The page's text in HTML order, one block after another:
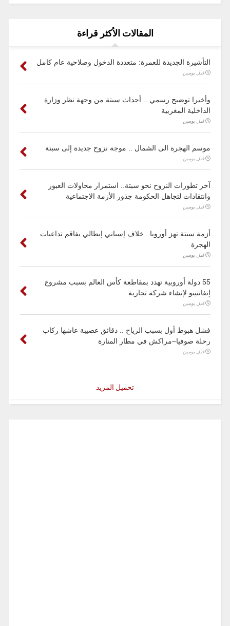
المقالات الأكثر قراءة
التأشيرة الجديدة للعمرة: متعددة الدخول وصلاحية عام كامل
قبل يومين
وأخيرا توضيح رسمي .. أحداث سبتة من وجهة نظر وزارة
الداخلية المغربية
قبل يومين
موسم الهجرة الى الشمال .. موجة نزوح جديدة إلى سبتة
قبل يومين
آخر تطورات النزوح نحو سبتة.. استمرار محاولات العبور
وانتقادات لتجاهل الحكومة جذور الأزمة الاجتماعية
قبل يومين
أزمة سبتة تهز أوروبا.. خلاف إسباني إيطالي يفاقم تداعيات
الهجرة
قبل يومين
55 دولة أوروبية تهدد بمقاطعة كأس العالم بسبب مشروع
إنفانتينو لإنشاء شركة تجارية
قبل يومين
فشل هبوط أول بسبب الرياح .. دقائق عصيبة عاشها ركاب
رحلة صوفيا–مراكش في مطار المنارة
قبل يومين
تحميل المزيد